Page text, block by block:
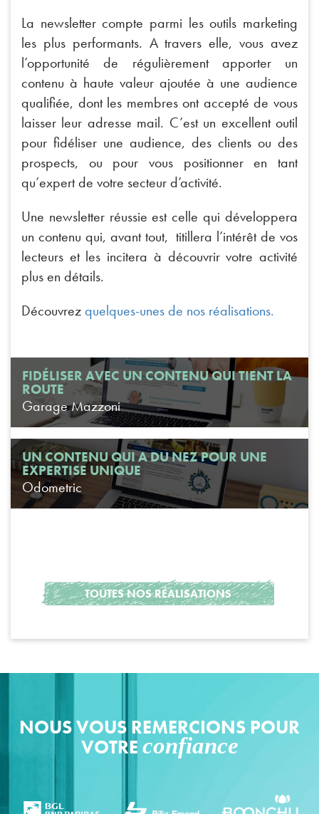
La newsletter compte parmi les outils marketing
les plus performants. A travers elle, vous avez
l’opportunité de régulièrement apporter un
contenu à haute valeur ajoutée à une audience
qualifiée, dont les membres ont accepté de vous
laisser leur adresse mail. C’est un excellent outil
pour fidéliser une audience, des clients ou des
prospects, ou pour vous positionner en tant
qu’expert de votre secteur d’activité.
Une newsletter réussie est celle qui développera
un contenu qui, avant tout, titillera l’intérêt de vos
lecteurs et les incitera à découvrir votre activité
plus en détails.
Découvrezquelques-unes de nos réalisations.
FIDÉLISER AVEC UN CONTENU QUI TIENT LA
ROUTE
Garage Mazzoni
UN CONTENU QUI A DU NEZ POUR UNE
EXPERTISE UNIQUE
Odometric
TOUTES NOS RÉALISATIONS
NOUS VOUS REMERCIONS POUR
VOTRE confiance